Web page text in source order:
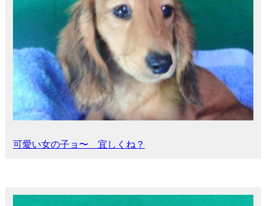
可愛い女の子ョ〜 宜しくね？